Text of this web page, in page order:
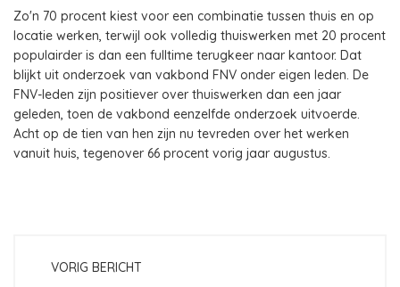
Zo'n 70 procent kiest voor een combinatie tussen thuis en op
locatie werken, terwijl ook volledig thuiswerken met 20 procent
populairder is dan een fulltime terugkeer naar kantoor. Dat
blijkt uit onderzoek van vakbond FNV onder eigen leden. De
FNV-leden zijn positiever over thuiswerken dan een jaar
geleden, toen de vakbond eenzelfde onderzoek uitvoerde.
Acht op de tien van hen zijn nu tevreden over het werken
vanuit huis, tegenover 66 procent vorig jaar augustus.
VORIG BERICHT